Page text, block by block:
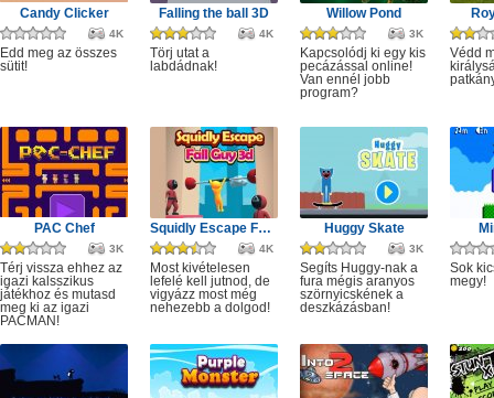
Candy Clicker
4K
Edd meg az összes
sütit!
Falling the ball 3D
4K
Törj utat a
labdádnak!
Willow Pond
3K
Kapcsolódj ki egy kis
pecázással online!
Van ennél jobb
program?
Védd
PAC Chef
3K
Térj vissza ehhez az
igazi kalsszikus
játékhoz és mutasd
meg ki az igazi
PACMAN!
Squidly Escape Fall Guy 3D
4K
Most kivételesen
lefelé kell jutnod, de
vigyázz most még
nehezebb a dolgod!
Huggy Skate
3K
Segíts Huggy-nak a
fura mégis aranyos
szörnyicskének a
deszkázásban!
Sok
megy!